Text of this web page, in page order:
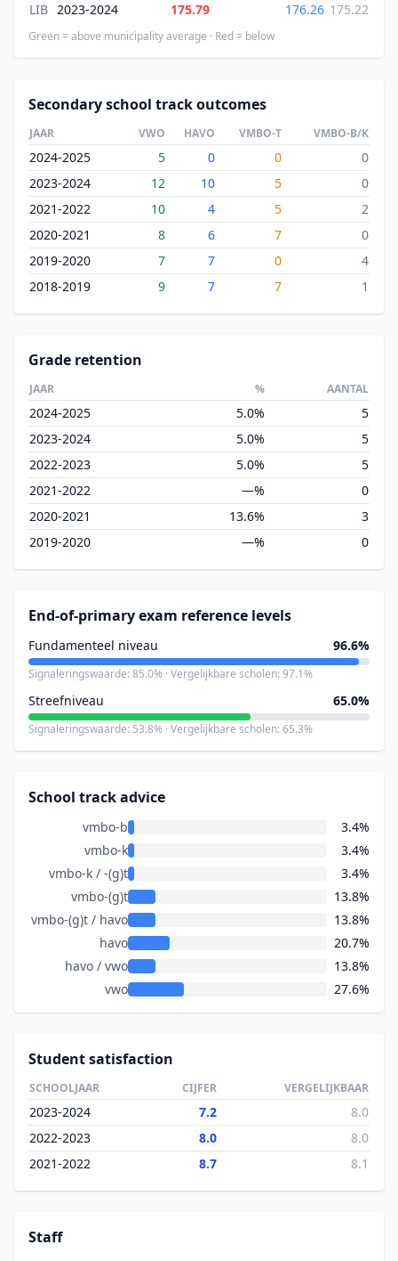
LIB 2023-2024 175.79 176.26 175.22
Green = above municipality average · Red = below
Secondary school track outcomes
JAAR VWO HAVO VMBO-T VMBO-B/K
2024-2025 5 0 0
0
2023-2024
12 10 5
0
2021-2022
10 4 5
2
2020-2021
8 6 7
0
2019-2020
7 7 0
4
2018-2019
9 7 7 1
Grade retention
JAAR % AANTAL
2024-2025 5.0%
5
2023-2024
5.0%
5
2022-2023
5.0%
5
2021-2022
—%
0
2020-2021
13.6%
3
2019-2020
—% 0
End-of-primary exam reference levels
Fundamenteel niveau 96.6%
Signaleringswaarde: 85.0% · Vergelijkbare scholen: 97.1%
Streefniveau 65.0%
Signaleringswaarde: 53.8% · Vergelijkbare scholen: 65.3%
School track advice
vmbo-b
3.4%
vmbo-k
3.4%
vmbo-k / -(g)t
3.4%
vmbo-(g)t
13.8%
vmbo-(g)t / havo
13.8%
havo
20.7%
havo / vwo
13.8%
vwo
27.6%
Student satisfaction
SCHOOLJAAR CIJFER VERGELIJKBAAR
2023-2024 7.2
8.0
2022-2023
8.0
8.0
2021-2022
8.7 8.1
Staff